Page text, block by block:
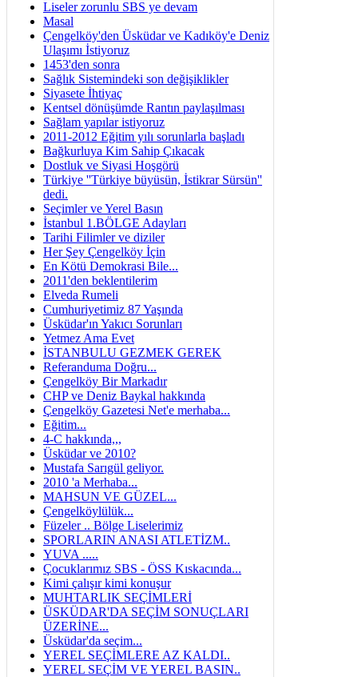
Liseler zorunlu SBS ye devam
Masal
Çengelköy'den Üsküdar ve Kadıköy'e Deniz
Ulaşımı İstiyoruz
1453'den sonra
Sağlık Sistemindeki son değişiklikler
Siyasete İhtiyaç
Kentsel dönüşümde Rantın paylaşılması
Sağlam yapılar istiyoruz
2011-2012 Eğitim yılı sorunlarla başladı
Bağkurluya Kim Sahip Çıkacak
Dostluk ve Siyasi Hoşgörü
Türkiye ''Türkiye büyüsün, İstikrar Sürsün''
dedi.
Seçimler ve Yerel Basın
İstanbul 1.BÖLGE Adayları
Tarihi Filimler ve diziler
Her Şey Çengelköy İçin
En Kötü Demokrasi Bile...
2011'den beklentilerim
Elveda Rumeli
Cumhuriyetimiz 87 Yaşında
Üsküdar'ın Yakıcı Sorunları
Yetmez Ama Evet
İSTANBULU GEZMEK GEREK
Referanduma Doğru...
Çengelköy Bir Markadır
CHP ve Deniz Baykal hakkında
Çengelköy Gazetesi Net'e merhaba...
Eğitim...
4-C hakkında,,,
Üsküdar ve 2010?
Mustafa Sarıgül geliyor.
2010 'a Merhaba...
MAHSUN VE GÜZEL...
Çengelköylülük...
Füzeler .. Bölge Liselerimiz
SPORLARIN ANASI ATLETİZM..
YUVA .....
Çocuklarımız SBS - ÖSS Kıskacında...
Kimi çalışır kimi konuşur
MUHTARLIK SEÇİMLERİ
ÜSKÜDAR'DA SEÇİM SONUÇLARI
ÜZERİNE...
Üsküdar'da seçim...
YEREL SEÇİMLERE AZ KALDI..
YEREL SEÇİM VE YEREL BASIN..